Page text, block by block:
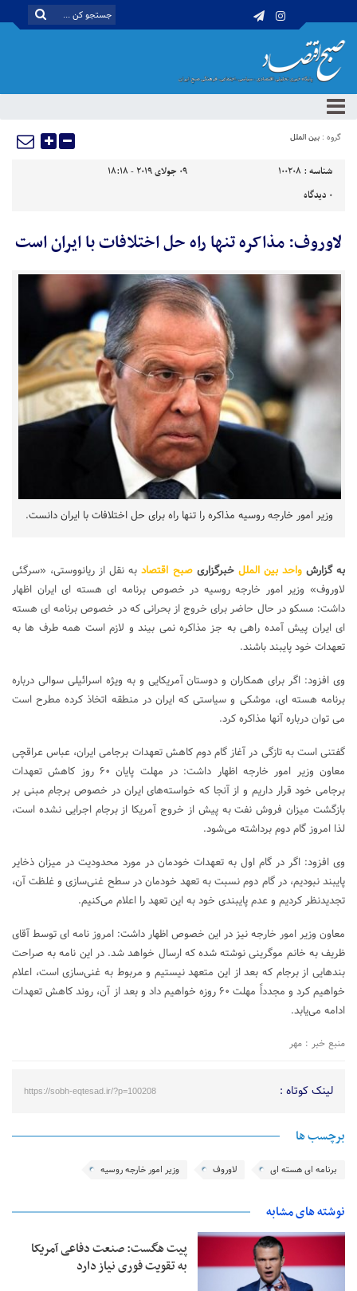
گروه : بین الملل
شناسه : 100208
09 جولای 2019 - 18:18
0 دیدگاه
لاوروف: مذاکره تنها راه حل اختلافات با ایران است
وزیر امور خارجه روسیه مذاکره را تنها راه برای حل اختلافات با ایران دانست.
به گزارشواحد بین الملل خبرگزاریصبح اقتصاد به نقل از ریانووستی، «سرگئی
لاوروف» وزیر امور خارجه روسیه در خصوص برنامه ای هسته ای ایران اظهار
داشت: مسکو در حال حاضر برای خروج از بحرانی که در خصوص برنامه ای هسته
ای ایران پیش آمده راهی به جز مذاکره نمی بیند و لازم است همه طرف ها به
تعهدات خود پایبند باشند.
وی افزود: اگر برای همکاران و دوستان آمریکایی و به ویژه اسرائیلی سوالی درباره
برنامه هسته ای، موشکی و سیاستی که ایران در منطقه اتخاذ کرده مطرح است
می توان درباره آنها مذاکره کرد.
گفتنی است به تازگی در آغاز گام دوم کاهش تعهدات برجامی ایران، عباس عراقچی
معاون وزیر امور خارجه اظهار داشت: در مهلت پایان ۶۰ روز کاهش تعهدات
برجامی خود قرار داریم و از آنجا که خواسته‌های ایران در خصوص برجام مبنی بر
بازگشت میزان فروش نفت به پیش از خروج آمریکا از برجام اجرایی نشده است،
لذا امروز گام دوم برداشته می‌شود.
وی افزود: اگر در گام اول به تعهدات خودمان در مورد محدودیت در میزان ذخایر
پایبند نبودیم، در گام دوم نسبت به تعهد خودمان در سطح غنی‌سازی و غلظت آن،
تجدیدنظر کردیم و عدم پایبندی خود به این تعهد را اعلام می‌کنیم.
معاون وزیر امور خارجه نیز در این خصوص اظهار داشت: امروز نامه ای توسط آقای
ظریف به خانم موگرینی نوشته شده که ارسال خواهد شد. در این نامه به صراحت
بندهایی از برجام که بعد از این متعهد نیستیم و مربوط به غنی‌سازی است، اعلام
خواهیم کرد و مجدداً مهلت ۶۰ روزه خواهیم داد و بعد از آن، روند کاهش تعهدات
ادامه می‌یابد.
منبع خبر : مهر
لینک کوتاه : https://sobh-eqtesad.ir/?p=100208
برچسب ها
برنامه ای هسته ای لاوروف وزیر امور خارجه روسیه
نوشته های مشابه
پیت هگست: صنعت دفاعی آمریکا
به تقویت فوری نیاز دارد